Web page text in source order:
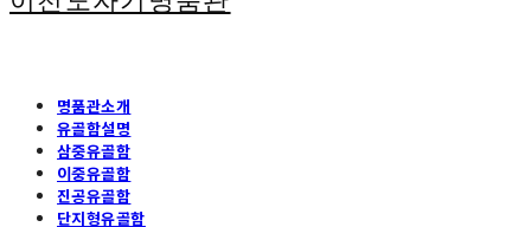
명품관소개
유골함설명
삼중유골함
이중유골함
진공유골함
단지형유골함